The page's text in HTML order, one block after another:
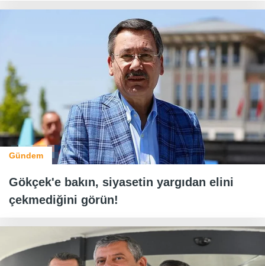
Gündem
Gökçek'e bakın, siyasetin yargıdan elini
çekmediğini görün!